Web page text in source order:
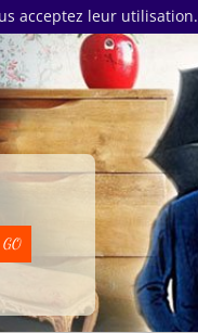
acceptez leur utilisation.